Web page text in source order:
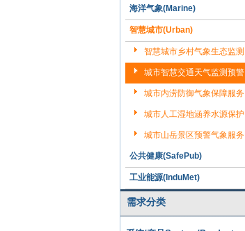
海洋气象(Marine)
智慧城市(Urban)
智慧城市乡村气象生态监测
城市智慧交通天气监测预警
城市内涝防御气象保障服务
城市人工湿地涵养水源保护
城市山岳景区预警气象服务
公共健康(SafePub)
工业能源(InduMet)
需求分类